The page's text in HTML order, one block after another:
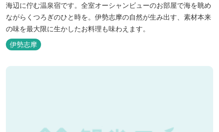
海辺に佇む温泉宿です。全室オーシャンビューのお部屋で海を眺め
ながらくつろぎのひと時を。伊勢志摩の自然が生み出す、素材本来
の味を最大限に生かしたお料理も味わえます。
伊勢志摩